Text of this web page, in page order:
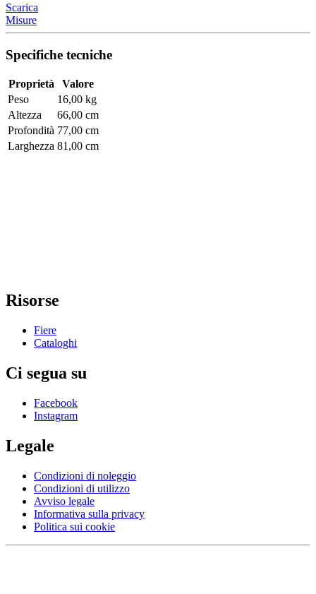
Scarica
Misure
Specifiche tecniche
Proprietà
Valore
Peso
16,00 kg
Altezza
66,00 cm
Profondità 77,00 cm
Larghezza 81,00 cm
Risorse
Fiere
Cataloghi
Ci segua su
Facebook
Instagram
Legale
Condizioni di noleggio
Condizioni di utilizzo
Avviso legale
Informativa sulla privacy
Politica sui cookie